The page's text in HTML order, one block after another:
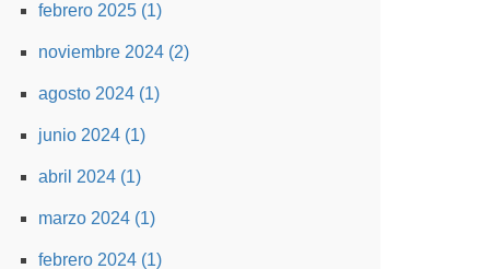
febrero 2025 (1)
noviembre 2024 (2)
agosto 2024 (1)
junio 2024 (1)
abril 2024 (1)
marzo 2024 (1)
febrero 2024 (1)